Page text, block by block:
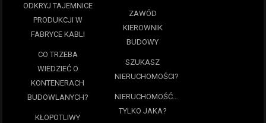
ODKRYJ TAJEMNICE
PRODUKCJI W
FABRYCE KABLI
CO TRZEBA
WIEDZIEĆ O
KONTENERACH
BUDOWLANYCH?
KŁOPOTLIWY
ZAWÓD
KIEROWNIK
BUDOWY
SZUKASZ
NIERUCHOMOŚCI?
NIERUCHOMOŚĆ…
TYLKO JAKA?